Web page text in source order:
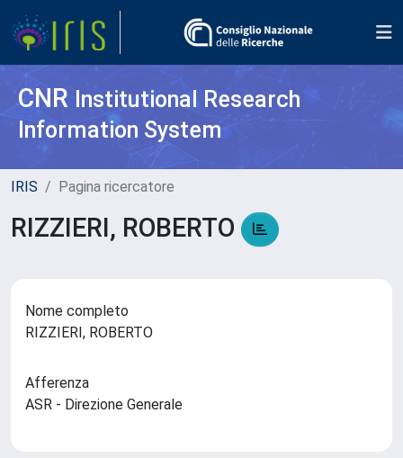
CNR Institutional Research
Information System
IRIS Pagina ricercatore
RIZZIERI, ROBERTO
Nome completo
RIZZIERI, ROBERTO
Afferenza
ASR - Direzione Generale